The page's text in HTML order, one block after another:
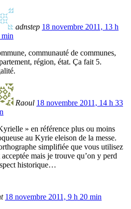
adnstep 18 novembre 2011, 13 h
min
communauté de communes,
région, état. Ça fait 5.
Raoul 18 novembre 2011, 14 h 33
» en référence plus ou moins
au Kyrie eleison de la messe.
simplifiée que vous utilisez
acceptée mais je trouve qu’on y perd
historique…
18 novembre 2011, 9 h 20 min